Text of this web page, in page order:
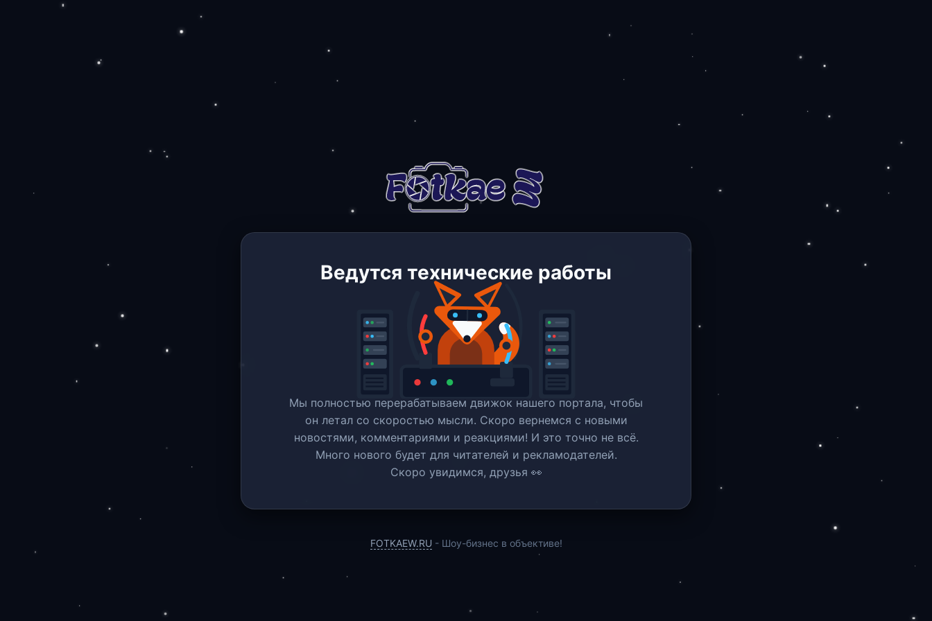
Ведутся технические работы
Мы полностью перерабатываем движок нашего портала, чтобы
он летал со скоростью мысли. Скоро вернемся c новыми
новостями, комментариями и реакциями! И это точно не всё.
Много нового будет для читателей и рекламодателей.
Скоро увидимся, друзья 👀
FOTKAEW.RU - Шоу-бизнес в объективе!